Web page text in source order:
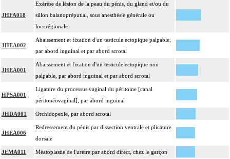
JHFA018
Exérèse de lésion de la peau du pénis, du gland et/ou du
sillon balanopréputial, sous anesthésie générale ou
locorégionale
JHEA002
Abaissement et fixation d'un testicule ectopique palpable,
par abord inguinal et par abord scrotal
JHEA001
Abaissement et fixation d'un testicule ectopique non
palpable, par abord inguinal et par abord scrotal
HPSA001
Ligature du processus vaginal du péritoine [canal
péritonéovaginal], par abord inguinal
JHDA001 Orchidopexie, par abord scrotal
JHEA006
Redressement du pénis par dissection ventrale et plicature
dorsale
JEMA011 Méatoplastie de l'urètre par abord direct, chez le garçon